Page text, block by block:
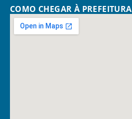
COMO CHEGAR À PREFEITURA